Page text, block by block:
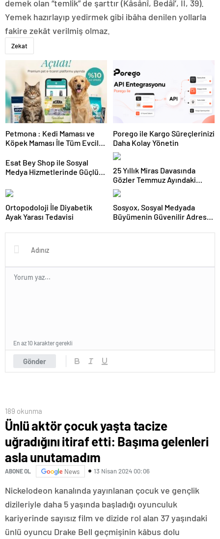
demek olan “temlik” de şarttır (Kâsânî, Bedâî’, II, 39).
Yemek hazırlayıp yedirmek gibi ibâha denilen yollarla
fakire zekât verilmiş olmaz.
Zekat
Petmona : Kedi Maması ve
Köpek Maması İle Tüm Evcil
Porego ile Kargo Süreçlerinizi
Daha Kolay Yönetin
Esat Bey Shop ile Sosyal
Medya Hizmetlerinde Güçlü
25 Yıllık Miras Davasında
Gözler Temmuz Ayındaki
Karar Duruşmasına Çevrildi
Ortopodoloji İle Diyabetik
Ayak Yarası Tedavisi
Sosyox, Sosyal Medyada
Büyümenin Güvenilir Adresi
Gönder
En az 10 karakter gerekli
189 okunma
Ünlü aktör çocuk yaşta tacize
uğradığını itiraf etti: Başıma gelenleri
asla unutamadım
ABONE OL News 13 Nisan 2024 00:06
Nickelodeon kanalında yayınlanan çocuk ve gençlik
dizileriyle daha 5 yaşında başladığı oyunculuk
kariyerinde sayısız film ve dizide rol alan 37 yaşındaki
ünlü oyuncu Drake Bell geçmişinin kâbus dolu